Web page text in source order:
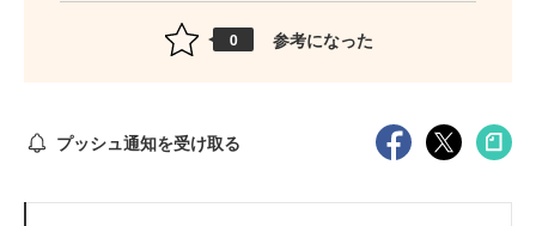
0 参考になった
プッシュ通知を受け取る